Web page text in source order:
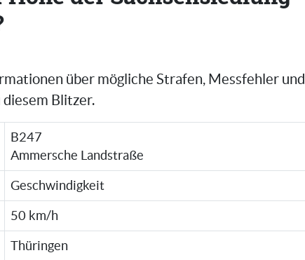
über mögliche Strafen, Messfehler und
Blitzer.
B247
Ammersche Landstraße
Geschwindigkeit
50 km/h
Thüringen